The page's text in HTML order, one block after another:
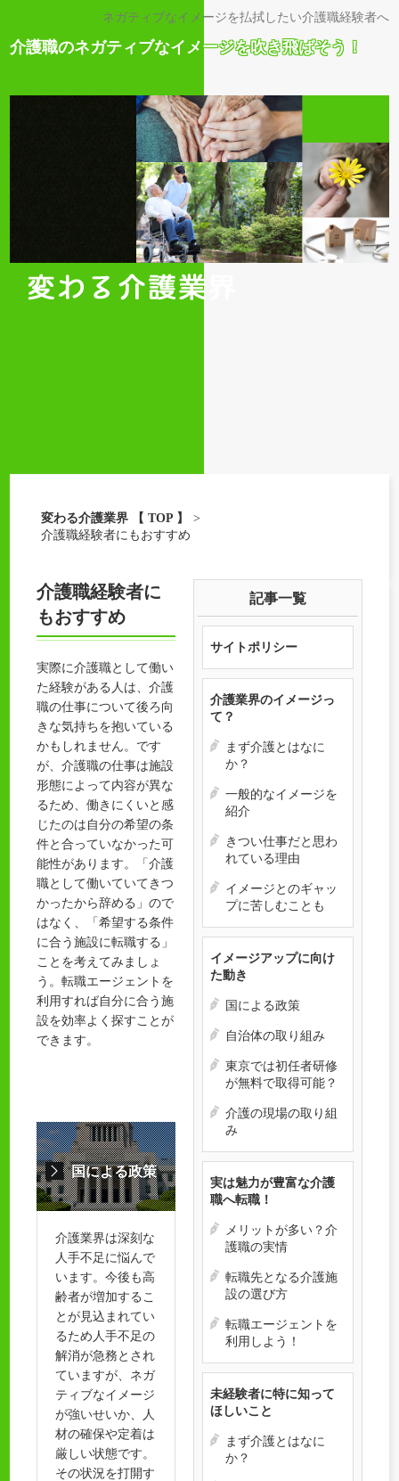
ネガティブなイメージを払拭したい介護職経験者へ
介護職のネガティブなイメージを吹き飛ばそう！
変わる介護業界 【 TOP 】
>
介護職経験者にもおすすめ
記事一覧
サイトポリシー
介護業界のイメージっ
て？
まず介護とはなに
か？
一般的なイメージを
紹介
きつい仕事だと思わ
れている理由
イメージとのギャッ
プに苦しむことも
イメージアップに向け
た動き
国による政策
自治体の取り組み
東京では初任者研修
が無料で取得可能？
介護の現場の取り組
み
実は魅力が豊富な介護
職へ転職！
メリットが多い？介
護職の実情
転職先となる介護施
設の選び方
転職エージェントを
利用しよう！
未経験者に特に知って
ほしいこと
まず介護とはなに
か？
介護職経験者に
もおすすめ
実際に介護職として働い
た経験がある人は、介護
職の仕事について後ろ向
きな気持ちを抱いている
かもしれません。です
が、介護職の仕事は施設
形態によって内容が異な
るため、働きにくいと感
じたのは自分の希望の条
件と合っていなかった可
能性があります。「介護
職として働いていてきつ
かったから辞める」ので
はなく、「希望する条件
に合う施設に転職する」
ことを考えてみましょ
う。転職エージェントを
利用すれば自分に合う施
設を効率よく探すことが
できます。
国による政策
介護業界は深刻な
人手不足に悩んで
います。今後も高
齢者が増加するこ
とが見込まれてい
るため人手不足の
解消が急務とされ
ていますが、ネガ
ティブなイメージ
が強いせいか、人
材の確保や定着は
厳しい状態です。
その状況を打開す